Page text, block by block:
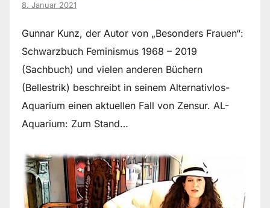
8. Januar 2021
Gunnar Kunz, der Autor von „Besonders Frauen“:
Schwarzbuch Feminismus 1968 – 2019
(Sachbuch) und vielen anderen Büchern
(Bellestrik) beschreibt in seinem Alternativlos-
Aquarium einen aktuellen Fall von Zensur. AL-
Aquarium: Zum Stand…